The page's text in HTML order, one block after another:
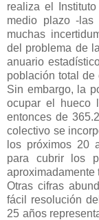
realiza el
medio plazo -
muchas
del problema de
anuario
población total de
Sin embargo, la
ocupar el hueco
entonces de
colectivo se
los próximos 20
para cubrir los
aproximadamente
Otras cifras
fácil resolución
25 años